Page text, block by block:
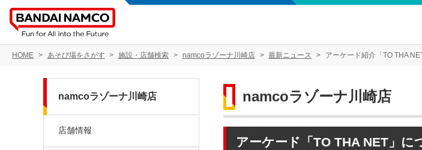
HOME あそび場をさがす 施設・店舗検索 namcoラゾーナ川崎店 最新ニュース アーケード紹介「TO THA
namcoラゾーナ川崎店
アーケード「TO THA NET」に
namcoラゾーナ川崎店
店舗情報